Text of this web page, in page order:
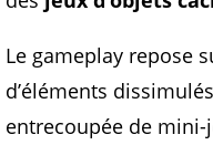
Le gameplay repose
d’éléments
entrecoupée de mini-